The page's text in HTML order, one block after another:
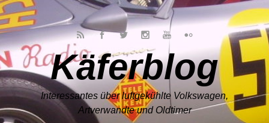
Zum Hauptinhalt springen
Käferblog
Interessantes über luftgekühlte Volkswagen,
Artverwandte und Oldtimer